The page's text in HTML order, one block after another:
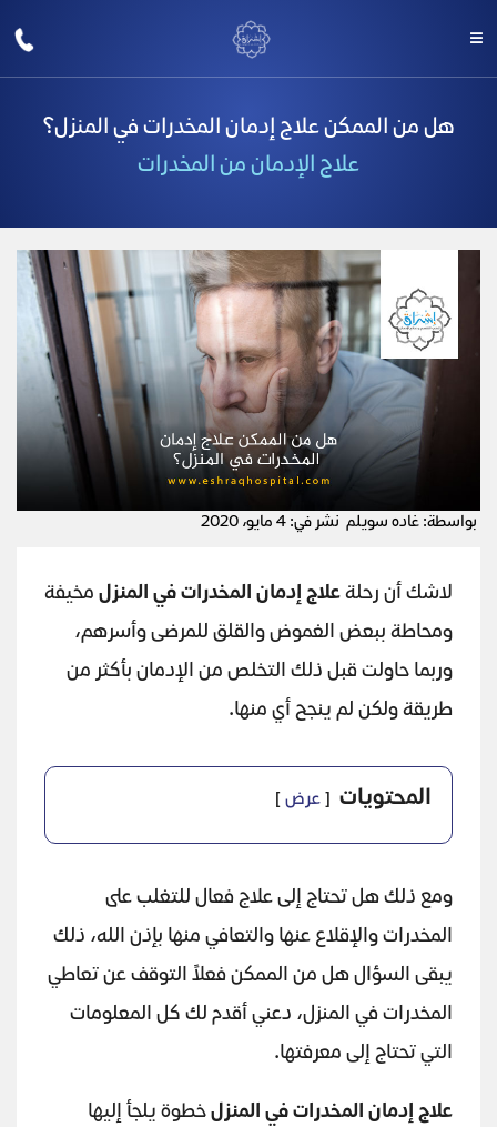
هل من الممكن علاج إدمان المخدرات في المنزل؟
علاج الإدمان من المخدرات
بواسطة: غاده سويلم نشر في: 4 مايو، 2020
لاشك أن رحلةعلاج إدمان المخدرات في المنزل مخيفة
ومحاطة ببعض الغموض والقلق للمرضى وأسرهم،
وربما حاولت قبل ذلك التخلص من الإدمان بأكثر من
طريقة ولكن لم ينجح أي منها.
المحتويات عرض
ومع ذلك هل تحتاج إلى علاج فعال للتغلب على
المخدرات والإقلاع عنها والتعافي منها بإذن الله، ذلك
يبقى السؤال هل من الممكن فعلاً التوقف عن تعاطي
المخدرات في المنزل، دعني أقدم لك كل المعلومات
التي تحتاج إلى معرفتها.
علاج إدمان المخدرات في المنزلخطوة يلجأ إليها